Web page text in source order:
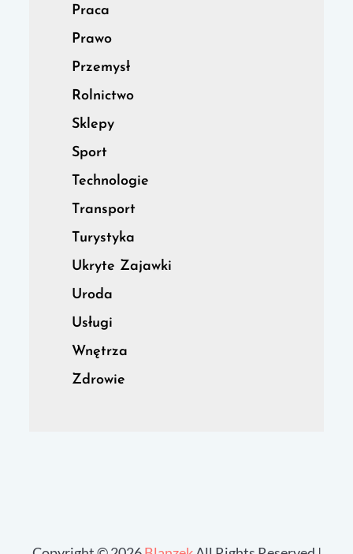
Praca
Prawo
Przemysł
Rolnictwo
Sklepy
Sport
Technologie
Transport
Turystyka
Ukryte Zajawki
Uroda
Usługi
Wnętrza
Zdrowie